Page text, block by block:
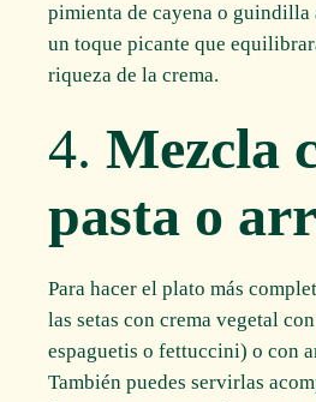
pimienta de cayena o
un toque picante que
riqueza de la crema.
4.Mezcla
pasta o
Para hacer el plato más
las setas con crema vegetal
espaguetis o fettuccini) o con
También puedes servirlas